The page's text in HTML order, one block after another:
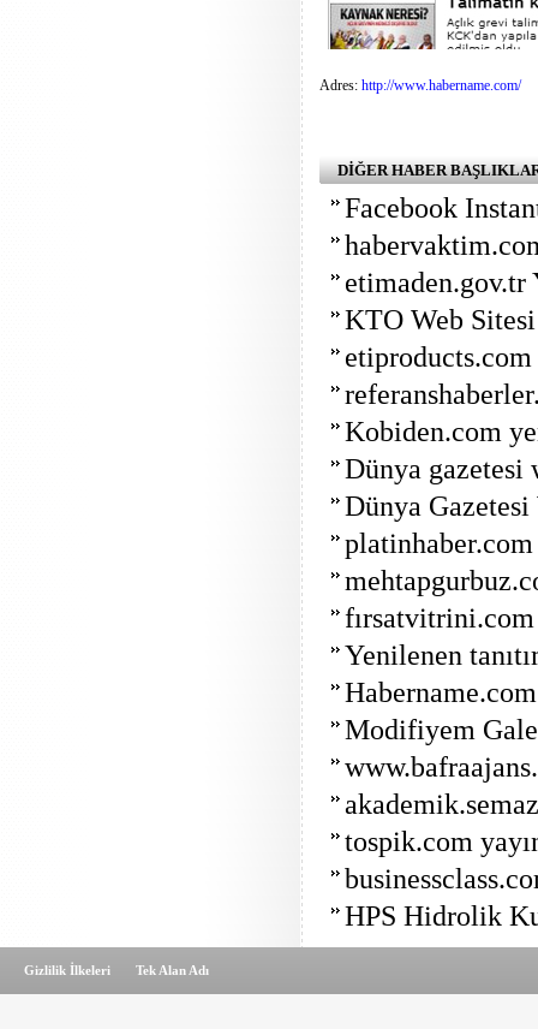
Adres: http://www.habername.com/
DİĞER HABER
Facebook
etimaden.gov.tr
KTO Web
Kobiden.com
Dünya gazetesi
Dünya
platinhaber.com
Yenilenen
Modifiyem
tospik.com
HPS Hidrolik
Gizlilik İlkeleri Tek Alan Adı